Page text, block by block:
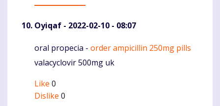
Oyiqaf - 2022-02-10 - 08:07
Komentaras
oral propecia - order ampicillin 250mg pills
valacyclovir 500mg uk
Like 0
Dislike 0